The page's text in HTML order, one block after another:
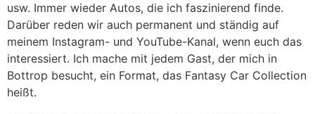
usw. Immer wieder Autos, die ich faszinierend finde.
Darüber reden wir auch permanent und ständig auf
meinem Instagram- und YouTube-Kanal, wenn euch das
interessiert. Ich mache mit jedem Gast, der mich in
Bottrop besucht, ein Format, das Fantasy Car Collection
heißt.